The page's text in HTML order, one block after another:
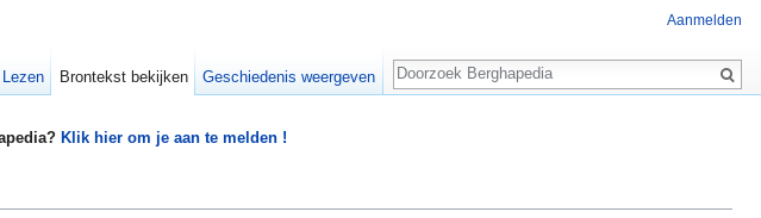
Klik hier om je aan te melden !
Aanmelden
Lezen Brontekst bekijken Geschiedenis weergeven
Zoeken